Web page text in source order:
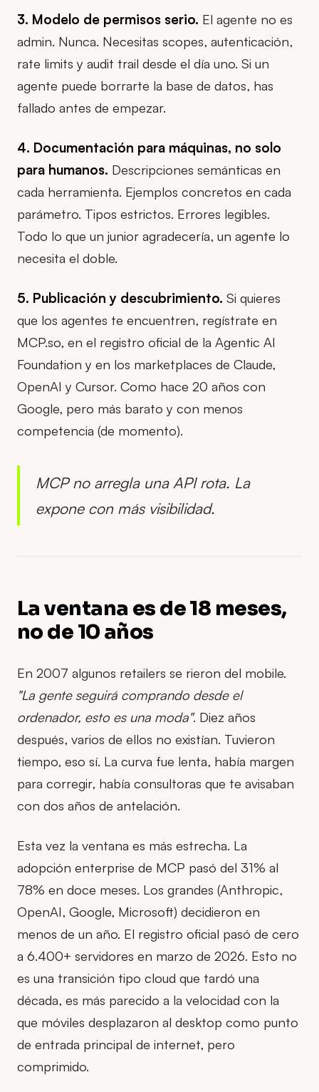
3. Modelo de permisos serio. El agente no es
admin. Nunca. Necesitas scopes, autenticación,
rate limits y audit trail desde el día uno. Si un
agente puede borrarte la base de datos, has
fallado antes de empezar.
4. Documentación para máquinas, no solo
para humanos. Descripciones semánticas en
cada herramienta. Ejemplos concretos en cada
parámetro. Tipos estrictos. Errores legibles.
Todo lo que un junior agradecería, un agente lo
necesita el doble.
5. Publicación y descubrimiento. Si quieres
que los agentes te encuentren, regístrate en
MCP.so, en el registro oficial de la Agentic AI
Foundation y en los marketplaces de Claude,
OpenAI y Cursor. Como hace 20 años con
Google, pero más barato y con menos
competencia (de momento).
MCP no arregla una API rota. La
expone con más visibilidad.
La ventana es de 18 meses,
no de 10 años
En 2007 algunos retailers se rieron del mobile.
"La gente seguirá comprando desde el
ordenador, esto es una moda". Diez años
después, varios de ellos no existían. Tuvieron
tiempo, eso sí. La curva fue lenta, había margen
para corregir, había consultoras que te avisaban
con dos años de antelación.
Esta vez la ventana es más estrecha. La
adopción enterprise de MCP pasó del 31% al
78% en doce meses. Los grandes (Anthropic,
OpenAI, Google, Microsoft) decidieron en
menos de un año. El registro oficial pasó de cero
a 6.400+ servidores en marzo de 2026. Esto no
es una transición tipo cloud que tardó una
década, es más parecido a la velocidad con la
que móviles desplazaron al desktop como punto
de entrada principal de internet, pero
comprimido.